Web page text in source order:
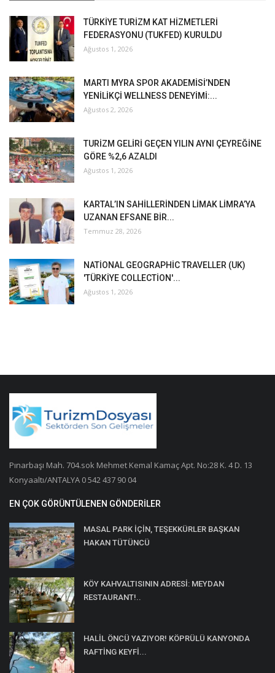
TÜRKİYE TURİZM KAT HİZMETLERİ
FEDERASYONU (TUKFED) KURULDU
Ağustos 1, 2026
MARTI MYRA SPOR AKADEMİSİ’NDEN
YENİLİKÇİ WELLNESS DENEYİMİ:...
Ağustos 2, 2026
TURİZM GELİRİ GEÇEN YILIN AYNI ÇEYREĞİNE
GÖRE %2,6 AZALDI
Ağustos 1, 2026
KARTAL’IN SAHİLLERİNDEN LİMAK LİMRA’YA
UZANAN EFSANE BİR...
Temmuz 28, 2026
NATİONAL GEOGRAPHİC TRAVELLER (UK)
'TÜRKİYE COLLECTİON'...
Ağustos 1, 2026
Pınarbaşı Mah. 704.sok Mehmet Kemal Kamaç Apt. No:28 K. 4 D. 13
Konyaaltı/ANTALYA 0 542 437 90 04
EN ÇOK GÖRÜNTÜLENEN GÖNDERILER
MASAL PARK İÇİN, TEŞEKKÜRLER BAŞKAN
HAKAN TÜTÜNCÜ
KÖY KAHVALTISININ ADRESİ: MEYDAN
RESTAURANT!..
HALİL ÖNCÜ YAZIYOR! KÖPRÜLÜ KANYONDA
RAFTİNG KEYFİ...